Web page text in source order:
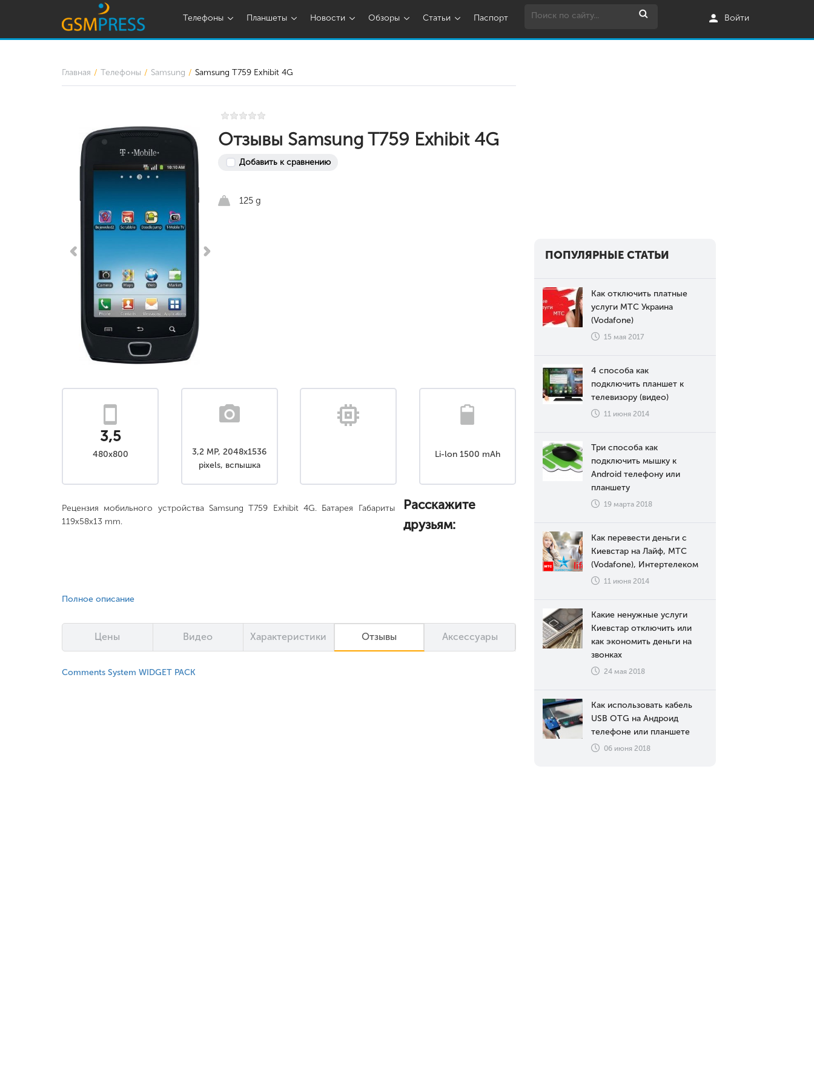
Телефоны Планшеты Новости Обзоры Статьи Паспорт Войти
Главная Телефоны Samsung Samsung T759 Exhibit 4G
Отзывы Samsung T759 Exhibit 4G
Добавить к сравнению
125 g
3,5
480x800
3,2 MP, 2048x1536
pixels, вспышка
Li-lon 1500 mAh
Рецензия мобильного устройства Samsung T759 Exhibit 4G. Батарея Габариты
119x58x13 mm.
Полное описание
Расскажите
друзьям:
Цены Видео Характеристики Отзывы Аксессуары
Comments System WIDGET PACK
ПОПУЛЯРНЫЕ СТАТЬИ
Как отключить платные
услуги МТС Украина
(Vodafone)
15 мая 2017
4 способа как
подключить планшет к
телевизору (видео)
11 июня 2014
Три способа как
подключить мышку к
Android телефону или
планшету
19 марта 2018
Как перевести деньги с
Киевстар на Лайф, МТС
(Vodafone), Интертелеком
11 июня 2014
Какие ненужные услуги
Киевстар отключить или
как экономить деньги на
звонках
24 мая 2018
Как использовать кабель
USB OTG на Андроид
телефоне или планшете
06 июня 2018